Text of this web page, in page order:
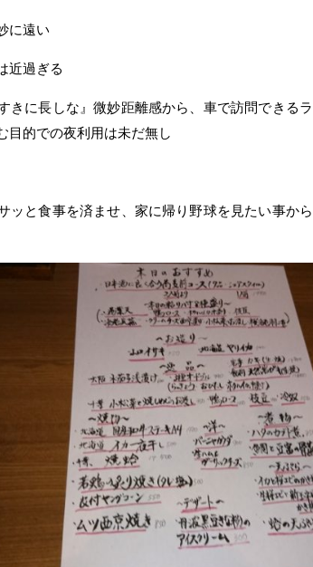
に遠い
近過ぎる
きに長しな』微妙距離感から、車で訪問できる
目的での夜利用は未だ無し
ッと食事を済ませ、家に帰り野球を見たい事か